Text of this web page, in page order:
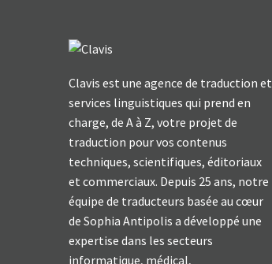
Clavis est une agence de traduction et
services linguistiques qui prend en
charge, de A à Z, votre projet de
traduction pour vos contenus
techniques, scientifiques, éditoriaux
et commerciaux. Depuis 25 ans, notre
équipe de traducteurs basée au cœur
de Sophia Antipolis a développé une
expertise dans les secteurs
informatique, médical,